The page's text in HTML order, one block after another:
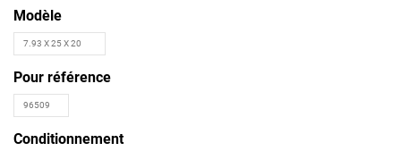
Modèle
Pour référence
Conditionnement